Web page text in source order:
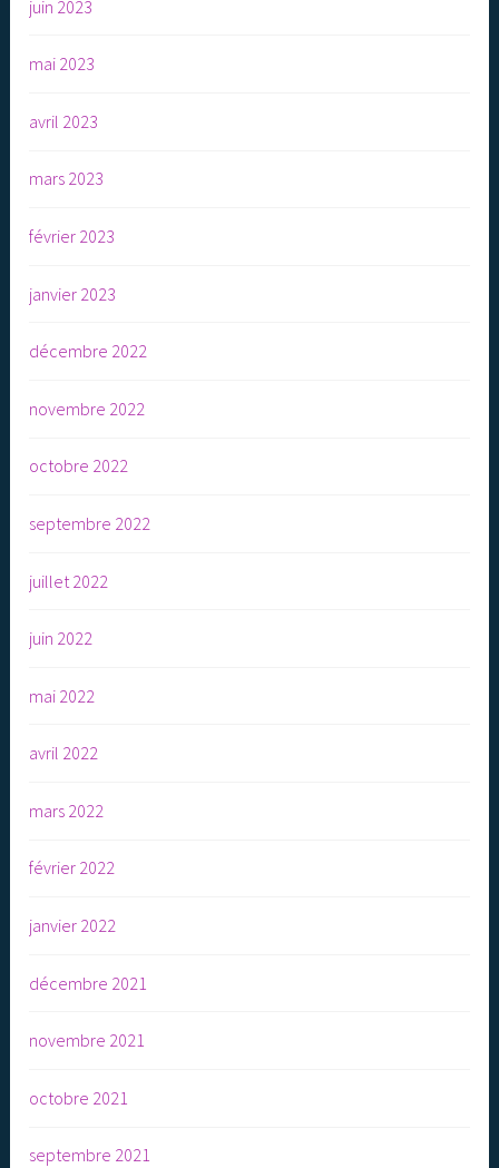
juin 2023
mai 2023
avril 2023
mars 2023
février 2023
janvier 2023
décembre 2022
novembre 2022
octobre 2022
septembre 2022
juillet 2022
juin 2022
mai 2022
avril 2022
mars 2022
février 2022
janvier 2022
décembre 2021
novembre 2021
octobre 2021
septembre 2021